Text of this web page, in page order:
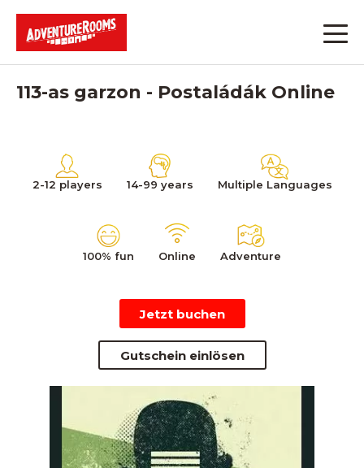
113-as garzon - Postaládák Online
2-12 players 14-99 years Multiple Languages
100% fun Online Adventure
Jetzt buchen
Gutschein einlösen